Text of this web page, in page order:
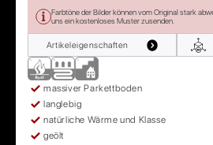
Farbtöne der Bilder können vom Original stark
uns ein kostenloses Muster zusenden.
Artikeleigenschaften
massiver Parkettboden
langlebig
natürliche Wärme und Klasse
geölt